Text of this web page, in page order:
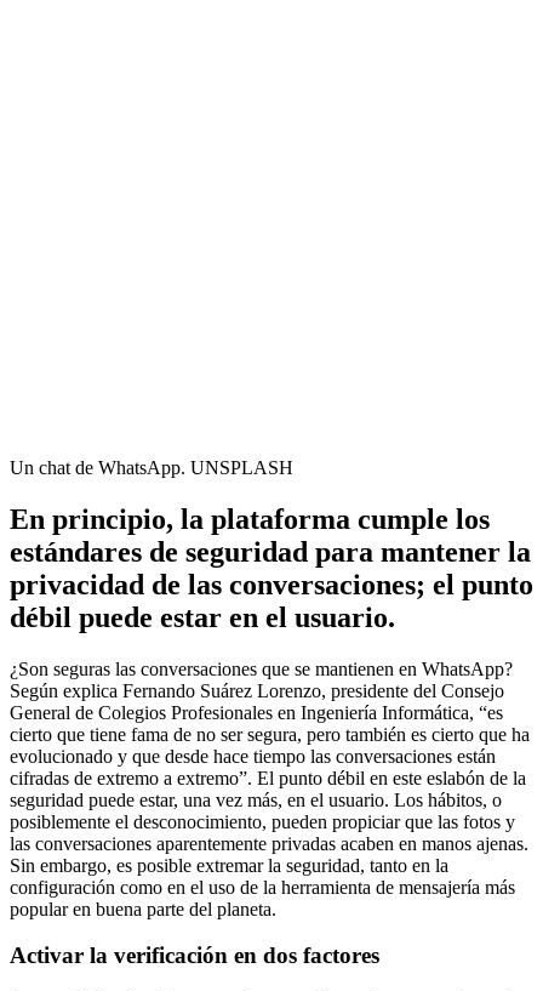
Un chat de WhatsApp. UNSPLASH
En principio, la plataforma cumple los
estándares de seguridad para mantener la
privacidad de las conversaciones; el punto
débil puede estar en el usuario.
¿Son seguras las conversaciones que se mantienen en WhatsApp?
Según explica Fernando Suárez Lorenzo, presidente del Consejo
General de Colegios Profesionales en Ingeniería Informática, “es
cierto que tiene fama de no ser segura, pero también es cierto que ha
evolucionado y que desde hace tiempo las conversaciones están
cifradas de extremo a extremo”. El punto débil en este eslabón de la
seguridad puede estar, una vez más, en el usuario. Los hábitos, o
posiblemente el desconocimiento, pueden propiciar que las fotos y
las conversaciones aparentemente privadas acaben en manos ajenas.
Sin embargo, es posible extremar la seguridad, tanto en la
configuración como en el uso de la herramienta de mensajería más
popular en buena parte del planeta.
Activar la verificación en dos factores